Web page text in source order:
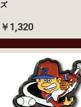
ズ
￥1,320